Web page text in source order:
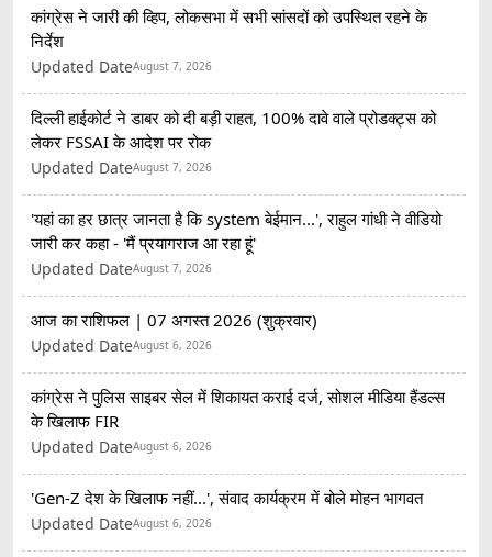
कांग्रेस ने जारी की व्हिप, लोकसभा में सभी सांसदों को उपस्थित रहने के
निर्देश
Updated DateAugust 7, 2026
दिल्ली हाईकोर्ट ने डाबर को दी बड़ी राहत, 100% दावे वाले प्रोडक्ट्स को
लेकर FSSAI के आदेश पर रोक
Updated DateAugust 7, 2026
'यहां का हर छात्र जानता है कि system बेईमान...', राहुल गांधी ने वीडियो
जारी कर कहा - 'मैं प्रयागराज आ रहा हूं'
Updated DateAugust 7, 2026
आज का राशिफल | 07 अगस्त 2026 (शुक्रवार)
Updated DateAugust 6, 2026
कांग्रेस ने पुलिस साइबर सेल में शिकायत कराई दर्ज, सोशल मीडिया हैंडल्स
के खिलाफ FIR
Updated DateAugust 6, 2026
'Gen-Z देश के खिलाफ नहीं...', संवाद कार्यक्रम में बोले मोहन भागवत
Updated DateAugust 6, 2026